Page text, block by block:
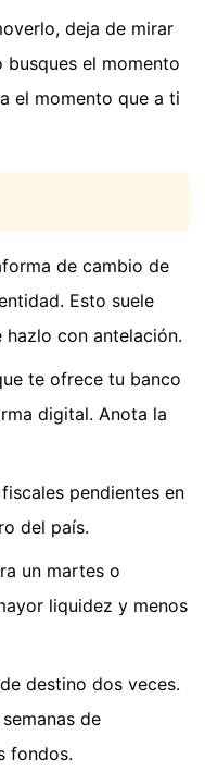
deja de mirar
el momento
el momento que a ti
de cambio de
Esto suele
con antelación.
te ofrece tu banco
digital. Anota la
pendientes en
del país.
un martes o
liquidez y menos
destino dos veces.
de
fondos.